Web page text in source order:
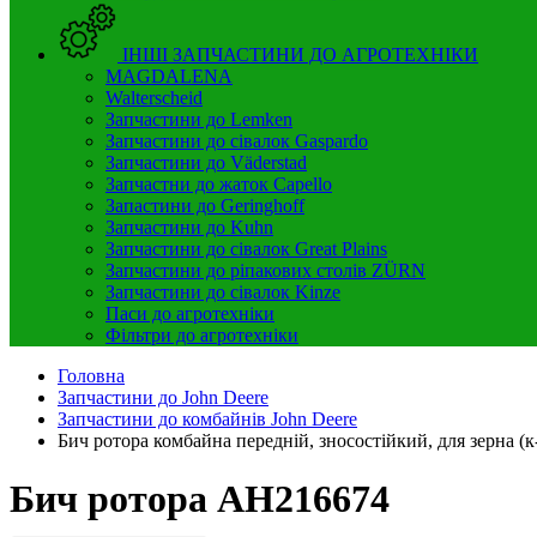
ІНШІ ЗАПЧАСТИНИ ДО АГРОТЕХНІКИ
MAGDALENA
Walterscheid
Запчастини до Lemken
Запчастини до сівалок Gaspardo
Запчастини до Väderstad
Запчастни до жаток Capello
Запастини до Geringhoff
Запчастини до Kuhn
Запчастини до сівалок Great Plains
Запчастини до ріпакових столів ZÜRN
Запчастини до сівалок Kinze
Паси до агротехніки
Фільтри до агротехніки
Головна
Запчастини до John Deere
Запчастини до комбайнів John Deere
Бич ротора комбайна передній, зносостійкий, для зерна
Бич ротора AH216674